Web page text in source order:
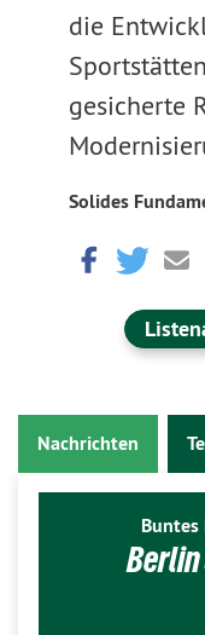
die
gesicherte
Solides
Nachrichten